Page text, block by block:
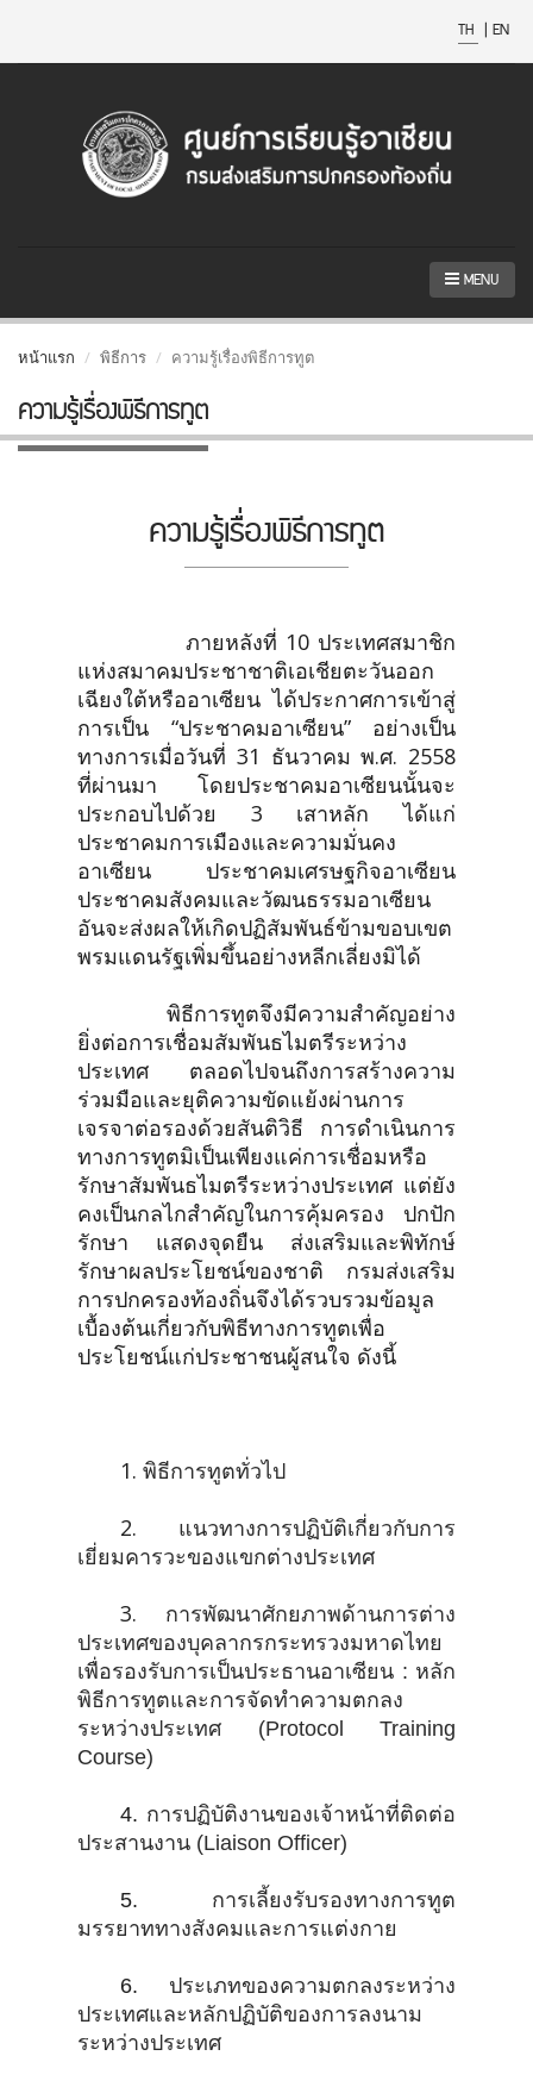
TH | EN
MENU
หน้าแรก พิธีการ ความรู้เรื่องพิธีการทูต
ความรู้เรื่องพิธีการทูต
ความรู้เรื่องพิธีการทูต
ภายหลังที่ 10 ประเทศสมาชิก
แห่งสมาคมประชาชาติเอเชียตะวันออก
เฉียงใต้หรืออาเซียน ได้ประกาศการเข้าสู่
การเป็น “ประชาคมอาเซียน” อย่างเป็น
ทางการเมื่อวันที่ 31 ธันวาคม พ.ศ. 2558
ที่ผ่านมา โดยประชาคมอาเซียนนั้นจะ
ประกอบไปด้วย 3 เสาหลัก ได้แก่
ประชาคมการเมืองและความมั่นคง
อาเซียน ประชาคมเศรษฐกิจอาเซียน
ประชาคมสังคมและวัฒนธรรมอาเซียน
อันจะส่งผลให้เกิดปฏิสัมพันธ์ข้ามขอบเขต
พรมแดนรัฐเพิ่มขึ้นอย่างหลีกเลี่ยงมิได้
พิธีการทูตจึงมีความสำคัญอย่าง
ยิ่งต่อการเชื่อมสัมพันธไมตรีระหว่าง
ประเทศ ตลอดไปจนถึงการสร้างความ
ร่วมมือและยุติความขัดแย้งผ่านการ
เจรจาต่อรองด้วยสันติวิธี การดำเนินการ
ทางการทูตมิเป็นเพียงแค่การเชื่อมหรือ
รักษาสัมพันธไมตรีระหว่างประเทศ แต่ยัง
คงเป็นกลไกสำคัญในการคุ้มครอง ปกปัก
รักษา แสดงจุดยืน ส่งเสริมและพิทักษ์
รักษาผลประโยชน์ของชาติ กรมส่งเสริม
การปกครองท้องถิ่นจึงได้รวบรวมข้อมูล
เบื้องต้นเกี่ยวกับพิธีทางการทูตเพื่อ
ประโยชน์แก่ประชาชนผู้สนใจ ดังนี้
1. พิธีการทูตทั่วไป
2. แนวทางการปฏิบัติเกี่ยวกับการ
เยี่ยมคารวะของแขกต่างประเทศ
3.
การพัฒนาศักยภาพด้านการต่าง
ประเทศของบุคลากรกระทรวงมหาดไทย
เพื่อรองรับการเป็นประธานอาเซียน : หลัก
พิธีการทูตและการจัดทำความตกลง
ระหว่างประเทศ (Protocol Training
Course)
4. การปฏิบัติงานของเจ้าหน้าที่ติดต่อ
ประสานงาน (Liaison Officer)
5. การเลี้ยงรับรองทางการทูต
มรรยาททางสังคมและการแต่งกาย
6. ประเภทของความตกลงระหว่าง
ประเทศและหลักปฏิบัติของการลงนาม
ระหว่างประเทศ